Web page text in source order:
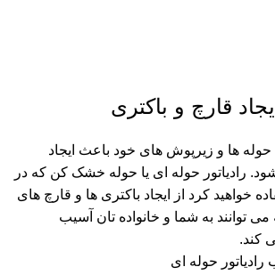
قارچ و باکتری
ها و زیرپوش های خود باعث ایجاد
رادیاتور حوله ای یا حوله خشک کن که در
خواهید کرد از ایجاد باکتری ها و قارچ های
توانند به شما و خانواده تان آسیب
کند.
رادیاتور حوله ای